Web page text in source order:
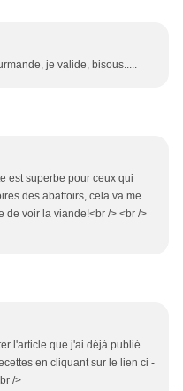
je valide, bisous.....
est superbe pour ceux qui
des abattoirs, cela va me
de voir la viande!<br /> <br />
l'article que j'ai déjà publié
en cliquant sur le lien ci -
/>